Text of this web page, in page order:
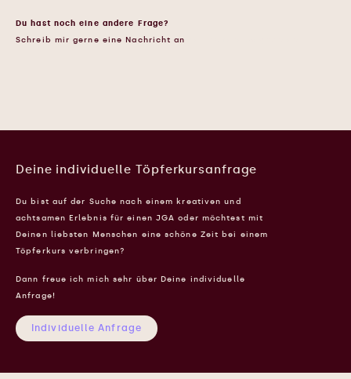
Du hast noch eine andere Frage?
Schreib mir gerne eine Nachricht an
Deine individuelle Töpferkursanfrage
Du bist auf der Suche nach einem kreativen und
achtsamen Erlebnis für einen JGA oder möchtest mit
Deinen liebsten Menschen eine schöne Zeit bei einem
Töpferkurs verbringen?
Dann freue ich mich sehr über Deine individuelle
Anfrage!
Individuelle Anfrage